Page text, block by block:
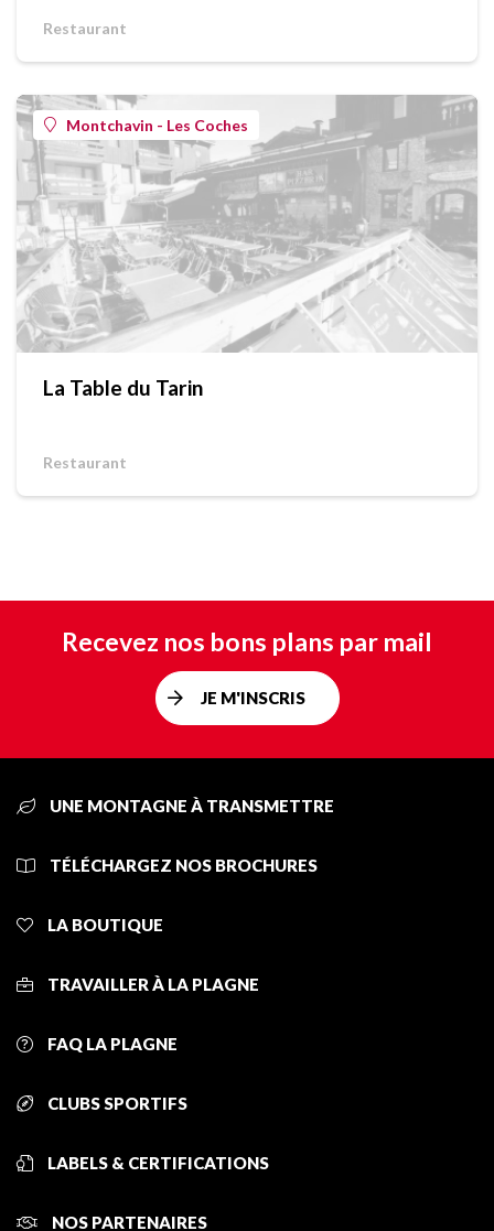
Restaurant
Montchavin - Les Coches
La Table du Tarin
Restaurant
Recevez nos bons plans par mail
JE M'INSCRIS
UNE MONTAGNE À TRANSMETTRE
TÉLÉCHARGEZ NOS BROCHURES
LA BOUTIQUE
TRAVAILLER À LA PLAGNE
FAQ LA PLAGNE
CLUBS SPORTIFS
LABELS & CERTIFICATIONS
NOS PARTENAIRES